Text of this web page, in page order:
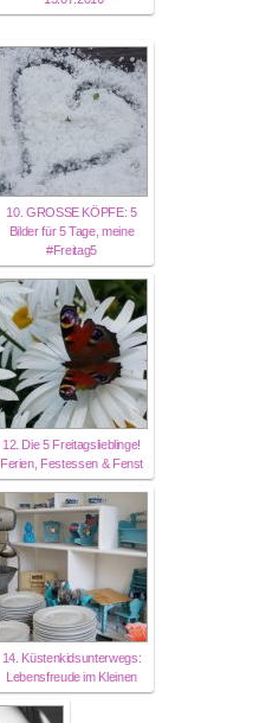
10. GROSSE KÖPFE: 5
Bilder für 5 Tage, meine
#Freitag5
12. Die 5 Freitagslieblinge!
Ferien, Festessen & Fenst
14. Küstenkidsunterwegs:
Lebensfreude im Kleinen